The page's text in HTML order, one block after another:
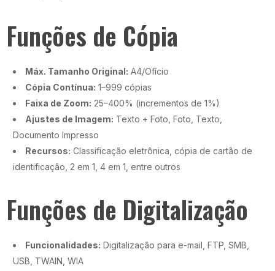
Funções de Cópia
Máx. Tamanho Original: A4/Ofício
Cópia Contínua: 1–999 cópias
Faixa de Zoom: 25–400% (incrementos de 1%)
Ajustes de Imagem: Texto + Foto, Foto, Texto,
Documento Impresso
Recursos: Classificação eletrônica, cópia de cartão de
identificação, 2 em 1, 4 em 1, entre outros
Funções de Digitalização
Funcionalidades: Digitalização para e-mail, FTP, SMB,
USB, TWAIN, WIA